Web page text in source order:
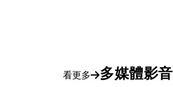
看更多 多媒體影音